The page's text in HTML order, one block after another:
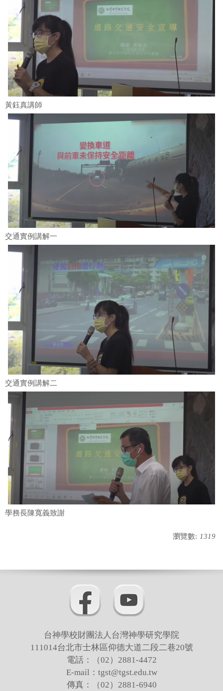
黃鈺真講師
交通實例講解一
交通實例講解二
學務長陳寬義致謝
瀏覽數: 1319
台神學校財團法人台灣神學研究學院
111014台北市士林區仰德大道二段二巷20號
電話：（02）2881-4472
E-mail：tgst@tgst.edu.tw
傳真：（02）2881-6940